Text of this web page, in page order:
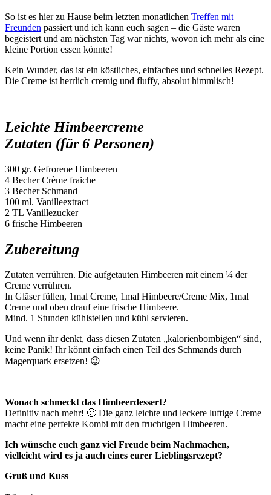
So ist es hier zu Hause beim letzten monatlichen Treffen mit
Freunden passiert und ich kann euch sagen – die Gäste waren
begeistert und am nächsten Tag war nichts, wovon ich mehr als eine
kleine Portion essen könnte!
Kein Wunder, das ist ein köstliches, einfaches und schnelles Rezept.
Die Creme ist herrlich cremig und fluffy, absolut himmlisch!
Leichte Himbeercreme
Zutaten (für 6 Personen)
300 gr. Gefrorene Himbeeren
4 Becher Crème fraiche
3 Becher Schmand
100 ml. Vanilleextract
2 TL Vanillezucker
6 frische Himbeeren
Zubereitung
Zutaten verrühren. Die aufgetauten Himbeeren mit einem ¼ der
Creme verrühren.
In Gläser füllen, 1mal Creme, 1mal Himbeere/Creme Mix, 1mal
Creme und oben drauf eine frische Himbeere.
Mind. 1 Stunden kühlstellen und kühl servieren.
Und wenn ihr denkt, dass diesen Zutaten „kalorienbombigen“ sind,
keine Panik! Ihr könnt einfach einen Teil des Schmands durch
Magerquark ersetzen! 😉
Wonach schmeckt das Himbeerdessert?
Definitiv nach mehr! 🙂 Die ganz leichte und leckere luftige Creme
macht eine perfekte Kombi mit den fruchtigen Himbeeren.
Ich wünsche euch ganz viel Freude beim Nachmachen,
vielleicht wird es ja auch eines eurer Lieblingsrezept?
Gruß und Kuss